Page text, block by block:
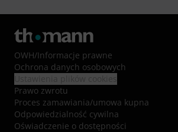
OWH/Informacje prawne
Ochrona danych osobowych
Prawo zwrotu
Proces zamawiania/umowa kupna
Odpowiedzialność cywilna
Oświadczenie o dostępności